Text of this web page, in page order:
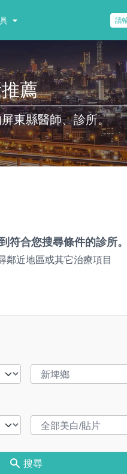
薦
東縣醫師、診所。
符合您搜尋條件的診所。
鄰近地區或其它治療項目
搜尋